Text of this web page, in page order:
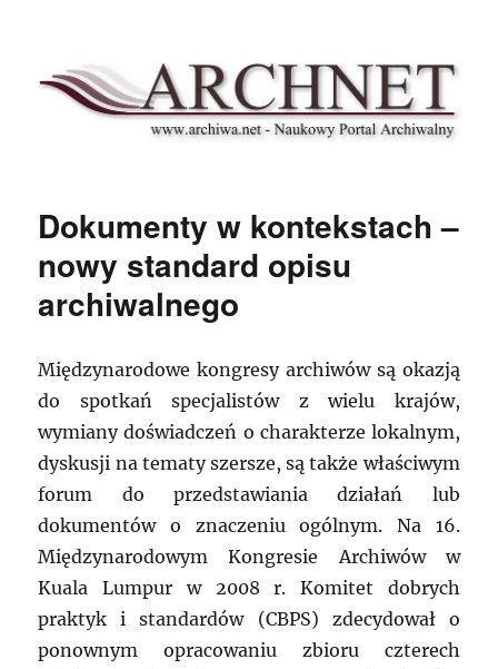
Archnet
Dokumenty w kontekstach –
nowy standard opisu
archiwalnego
Międzynarodowe kongresy archiwów są okazją
do spotkań specjalistów z wielu krajów,
wymiany doświadczeń o charakterze lokalnym,
dyskusji na tematy szersze, są także właściwym
forum do przedstawiania działań lub
dokumentów o znaczeniu ogólnym. Na 16.
Międzynarodowym Kongresie Archiwów w
Kuala Lumpur w 2008 r. Komitet dobrych
praktyk i standardów (CBPS) zdecydował o
ponownym opracowaniu zbioru czterech